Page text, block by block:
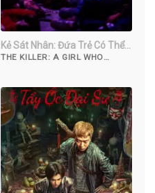
Kẻ Sát Nhân: Đứa Trẻ Có Thể
Chết
THE KILLER: A GIRL WHO